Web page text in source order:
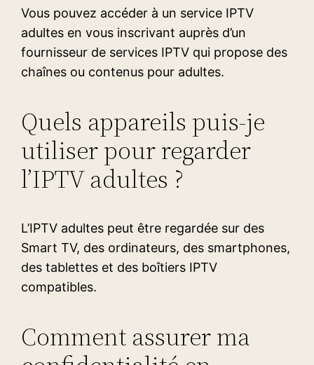
Vous pouvez accéder à un service IPTV
adultes en vous inscrivant auprès d’un
fournisseur de services IPTV qui propose des
chaînes ou contenus pour adultes.
Quels appareils puis-je
utiliser pour regarder
l’IPTV adultes ?
L’IPTV adultes peut être regardée sur des
Smart TV, des ordinateurs, des smartphones,
des tablettes et des boîtiers IPTV
compatibles.
Comment assurer ma